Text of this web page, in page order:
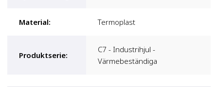
Material: Termoplast
Produktserie:
C7 - Industrihjul -
Värmebeständiga